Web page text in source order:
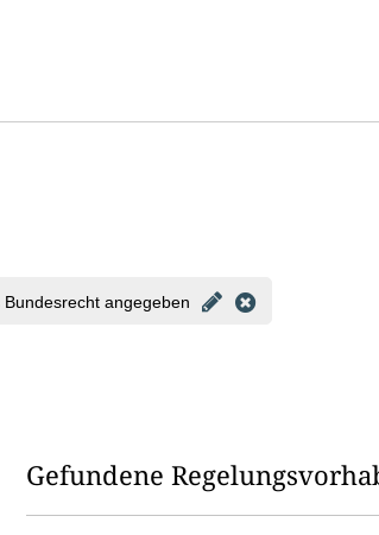
angegeben
Gefundene